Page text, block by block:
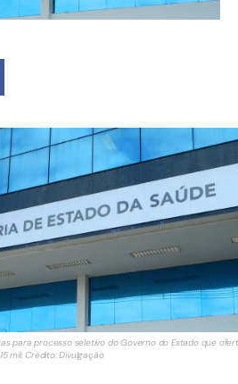
para processo seletivo do Governo do Estado que
mil. Crédito: Divulgação